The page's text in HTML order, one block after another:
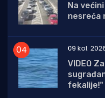
Na
nesreća
09 kol.
VIDEO
fekalije!"